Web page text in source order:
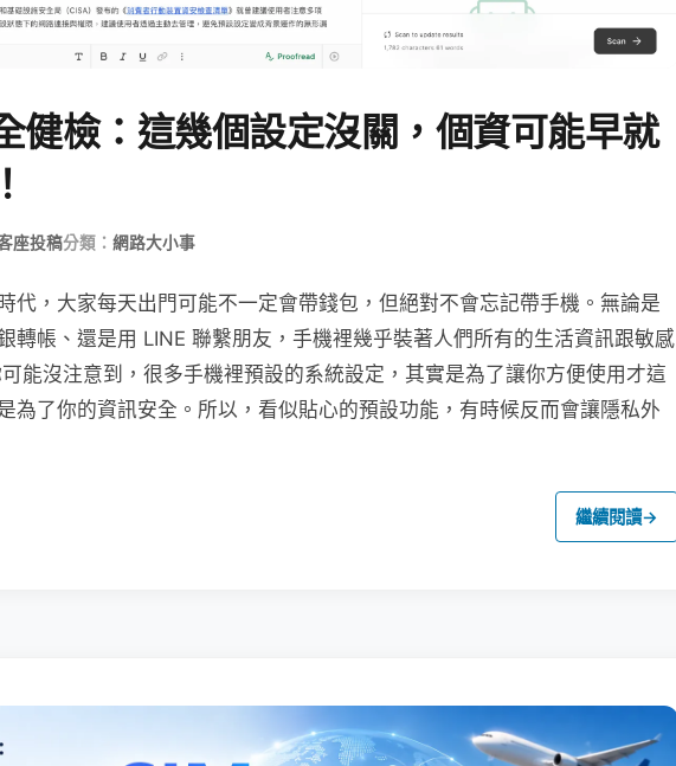
健檢：這幾個設定沒關，個資可能早就
座投稿分類： 網路大小事
代，大家每天出門可能不一定會帶錢包，但絕對不會忘記帶手機。無論是
轉帳、還是用 LINE 聯繫朋友，手機裡幾乎裝著人們所有的生活資訊跟敏感
能沒注意到，很多手機裡預設的系統設定，其實是為了讓你方便使用才這
為了你的資訊安全。所以，看似貼心的預設功能，有時候反而會讓隱私外
繼續閱讀→